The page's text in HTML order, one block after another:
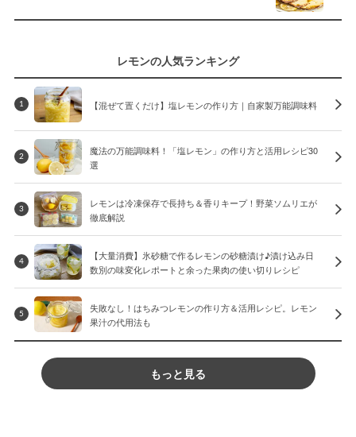
レモンの人気ランキング
1 【混ぜて置くだけ】塩レモンの作り方｜自家製万能調味料
2
魔法の万能調味料！「塩レモン」の作り方と活用レシピ30
選
3
レモンは冷凍保存で長持ち＆香りキープ！野菜ソムリエが
徹底解説
4
【大量消費】氷砂糖で作るレモンの砂糖漬け♪漬け込み日
数別の味変化レポートと余った果肉の使い切りレシピ
5
失敗なし！はちみつレモンの作り方＆活用レシピ。レモン
果汁の代用法も
もっと見る